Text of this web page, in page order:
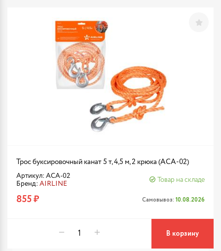
Трос буксировочный канат 5 т, 4,5 м, 2 крюка (ACA-02)
Артикул: ACA-02
Бренд: AIRLINE
Товар на складе
855 ₽ Самовывоз: 10.08.2026
В корзину